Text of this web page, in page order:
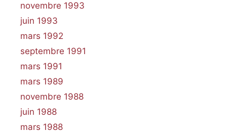
novembre 1993
juin 1993
mars 1992
septembre 1991
mars 1991
mars 1989
novembre 1988
juin 1988
mars 1988